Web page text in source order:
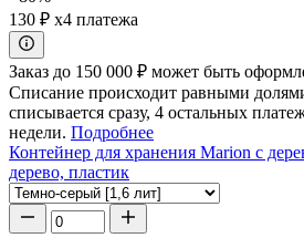
130 ₽ x4 платежа
Заказ до 150 000 ₽ может быть
Списание происходит равными
списывается сразу, 4 остальных
недели. Подробнее
Контейнер для хранения Marion с
дерево, пластик